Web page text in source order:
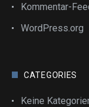
Kommentar-
WordPress.org
CATEGORIES
Keine